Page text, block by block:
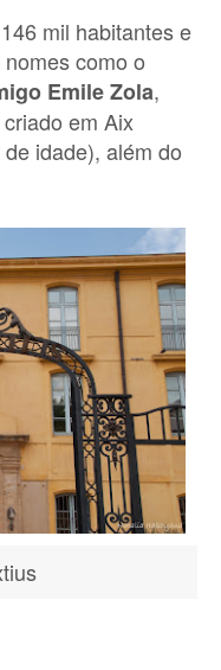
mil habitantes e
como o
Emile Zola,
em Aix
idade), além do